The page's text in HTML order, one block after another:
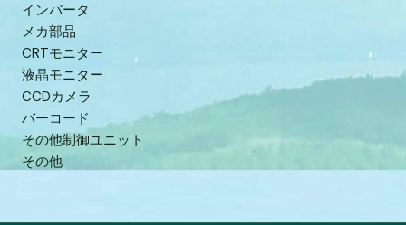
インバータ
メカ部品
CRTモニター
液晶モニター
CCDカメラ
バーコード
その他制御ユニット
その他